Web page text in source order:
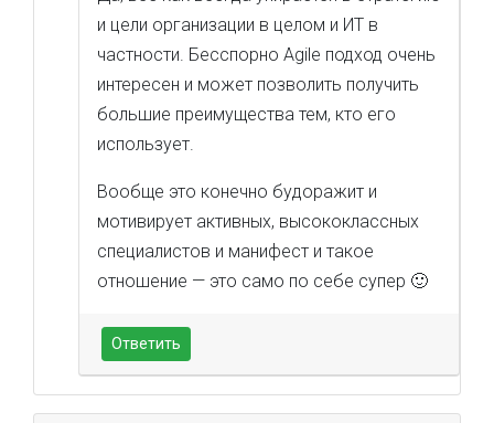
и цели организации в целом и ИТ в
частности. Бесспорно Agile подход очень
интересен и может позволить получить
большие преимущества тем, кто его
использует.
Вообще это конечно будоражит и
мотивирует активных, высококлассных
специалистов и манифест и такое
отношение — это само по себе супер 🙂
Ответить